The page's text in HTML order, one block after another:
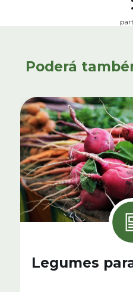
Poderá
Legumes